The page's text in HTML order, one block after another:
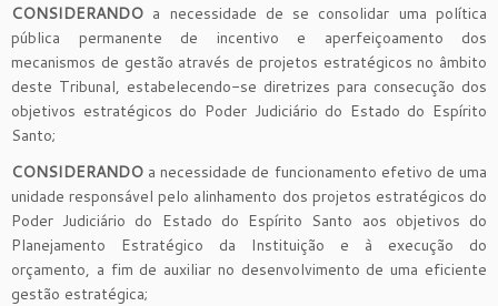
CONSIDERANDO a necessidade de se consolidar uma política
pública permanente de incentivo e aperfeiçoamento dos
mecanismos de gestão através de projetos estratégicos no âmbito
deste Tribunal, estabelecendo-se diretrizes para consecução dos
objetivos estratégicos do Poder Judiciário do Estado do Espírito
Santo;
CONSIDERANDO a necessidade de funcionamento efetivo de uma
unidade responsável pelo alinhamento dos projetos estratégicos do
Poder Judiciário do Estado do Espírito Santo aos objetivos do
Planejamento Estratégico da Instituição e à execução do
orçamento, a fim de auxiliar no desenvolvimento de uma eficiente
gestão estratégica;